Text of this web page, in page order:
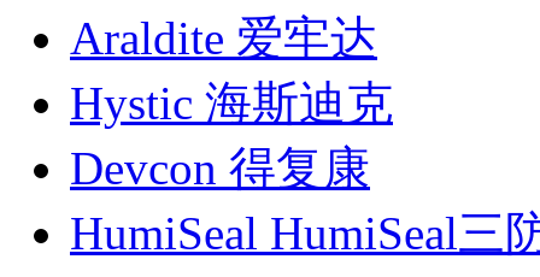
Araldite 爱牢达
Hystic 海斯迪克
Devcon 得复康
HumiSeal HumiSeal三